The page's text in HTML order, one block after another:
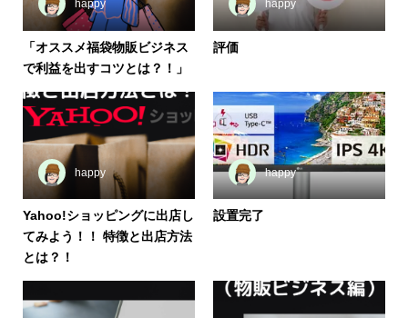
happy
「オススメ福袋物販ビジネス
で利益を出すコツとは？！」
happy
評価
happy
Yahoo!ショッピングに出店し
てみよう！！ 特徴と出店方法
とは？！
happy
設置完了